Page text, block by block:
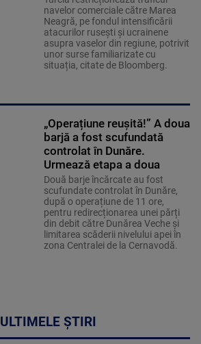
navelor comerciale către Marea
Neagră, pe fondul intensificării
atacurilor rusești și ucrainene
asupra vaselor din regiune, potrivit
unor surse familiarizate cu
situația, citate de Bloomberg.
„Operațiune reușită!” A doua
barjă a fost scufundată
controlat în Dunăre.
Urmează etapa a doua
Două barje încărcate au fost
scufundate controlat în Dunăre,
după o operațiune de 11 ore,
pentru redirecționarea unei părți
din debit către Dunărea Veche și
limitarea scăderii nivelului apei în
zona Centralei de la Cernavodă.
ULTIMELE ȘTIRI